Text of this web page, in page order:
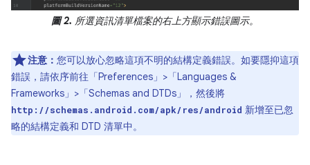
圖 2. 所選資訊清單檔案的右上方顯示錯誤圖示。
注意： 您可以放心忽略這項不明的結構定義錯誤。如要隱抑這項
錯誤，請依序前往「Preferences」>「Languages &
Frameworks」>「Schemas and DTDs」
，然後將
http://schemas.android.com/apk/res/android 新增至已忽
略的結構定義和 DTD 清單中。